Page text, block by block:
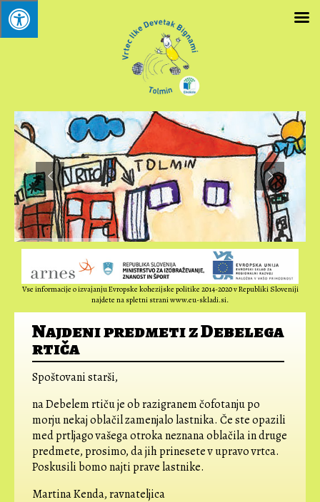
Vse informacije o izvajanju Evropske kohezijske politike 2014-2020 v Republiki Sloveniji
najdete na spletni strani www.eu-skladi.si.
Najdeni predmeti z Debelega
rtiča
Spoštovani starši,
na Debelem rtiču je ob razigranem čofotanju po
morju nekaj oblačil zamenjalo lastnika. Če ste opazili
med prtljago vašega otroka neznana oblačila in druge
predmete, prosimo, da jih prinesete v upravo vrtca.
Poskusili bomo najti prave lastnike.
Martina Kenda, ravnateljica